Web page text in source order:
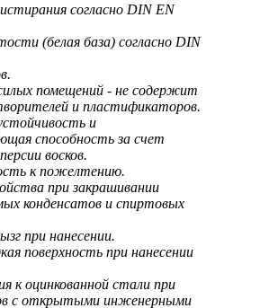
согласно DIN EN
(белая база) согласно DIN
помещений - не содержит
и пластификаторов.
и
способность за счет
восков.
к пожелтению.
при закрашивании
конденсатов и спиртовых
при нанесении.
поверхность при нанесении
к оцинкованной стали при
с открытыми инженерными